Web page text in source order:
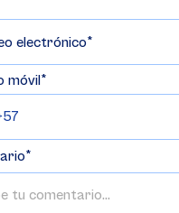
electrónico
móvil